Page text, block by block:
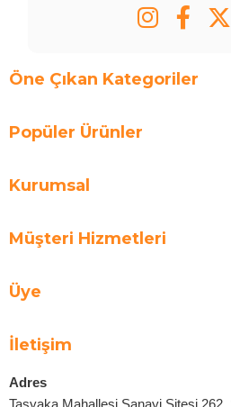
Öne Çıkan Kategoriler
Popüler Ürünler
Kurumsal
Müşteri Hizmetleri
Üye
İletişim
Adres
Taşyaka Mahallesi Sanayi Sitesi 262.